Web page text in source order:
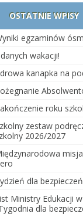
Lekturki
różni, a
OSTATNIE WPISY
egzaminów
wakacji!
kanapka na
roku
zestaw
2026/2027
dla
Ministry Edukacji
dla